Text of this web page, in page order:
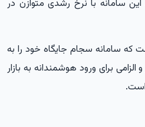
سامانه با نرخ رشدی متوازن در
که سامانه سجام جایگاه خود را به
الزامی برای ورود هوشمندانه به بازار
است.